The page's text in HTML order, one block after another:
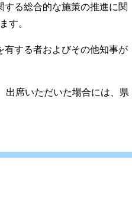
する総合的な施策の推進に関
す。
有する者およびその他知事が
出席いただいた場合には、県